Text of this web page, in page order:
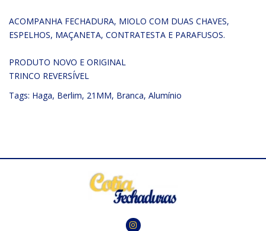
ACOMPANHA FECHADURA, MIOLO COM DUAS CHAVES,
ESPELHOS, MAÇANETA, CONTRATESTA E PARAFUSOS.
PRODUTO NOVO E ORIGINAL
TRINCO REVERSÍVEL
Tags: Haga, Berlim, 21MM, Branca, Alumínio